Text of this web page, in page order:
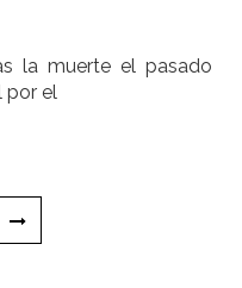
la muerte el pasado
por el